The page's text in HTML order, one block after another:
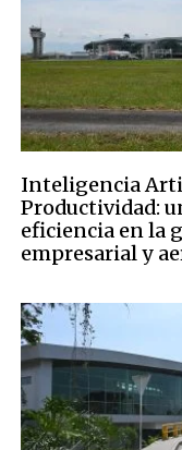
Inteligencia
Productividad:
eficiencia en la
empresarial y